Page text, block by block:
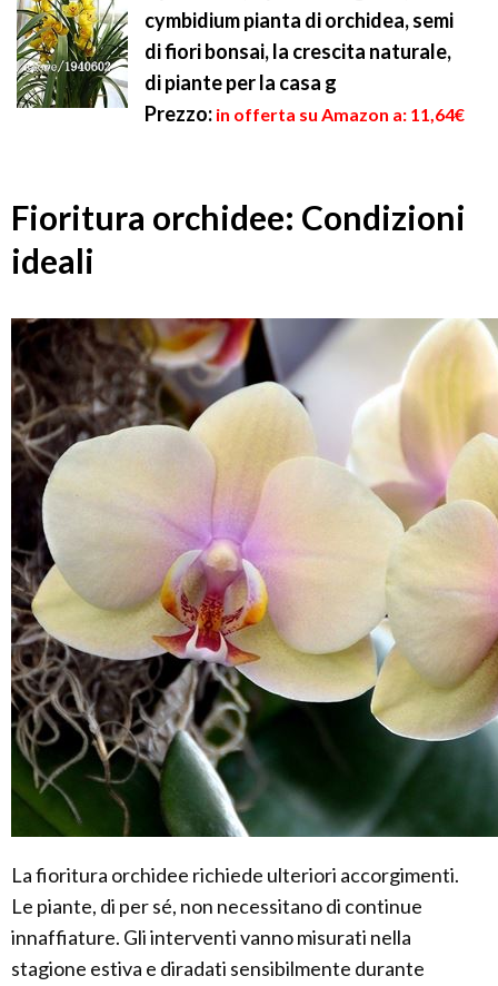
cymbidium pianta di orchidea, semi
di fiori bonsai, la crescita naturale,
di piante per la casa g
Prezzo: in offerta su Amazon a: 11,64€
Fioritura orchidee: Condizioni
ideali
La fioritura orchidee richiede ulteriori accorgimenti.
Le piante, di per sé, non necessitano di continue
innaffiature. Gli interventi vanno misurati nella
stagione estiva e diradati sensibilmente durante